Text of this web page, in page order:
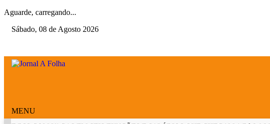
Aguarde, carregando...
Sábado, 08 de Agosto 2026
MENU